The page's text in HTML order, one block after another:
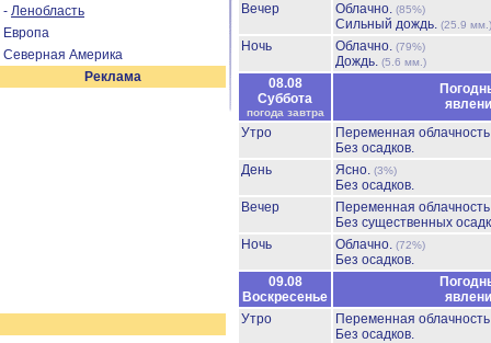
- Ленобласть
Европа
Северная Америка
Реклама
Вечер
Облачно. (85%)
Сильный дождь. (25.9 мм.)
Ночь Облачно. (79%)
Дождь. (5.6 мм.)
08.08
Суббота
погода завтра
Утро
Переменная
Без осадков.
День
Ясно. (3%)
Без осадков.
Вечер
Переменная
Без существенных
Ночь
Облачно. (72%)
Без осадков.
09.08
Воскресенье
Утро
Переменная
Без осадков.